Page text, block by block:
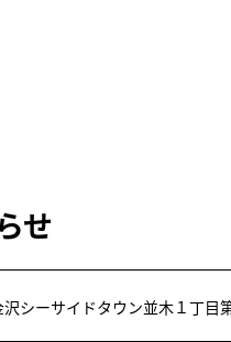
せ
シーサイドタウン並木１丁目